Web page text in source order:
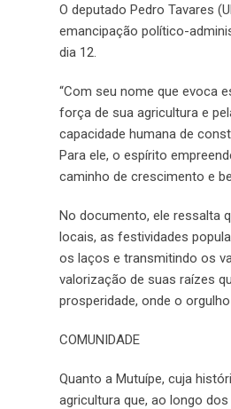
O deputado Pedro Tavares
emancipação político-
dia 12.
“Com seu nome que evoca
força de sua agricultura e
capacidade humana de
Para ele, o espírito
caminho de crescimento e
No documento, ele ressalta
locais, as festividades
os laços e transmitindo os
valorização de suas raízes
prosperidade, onde o
COMUNIDADE
Quanto a Mutuípe, cuja
agricultura que, ao longo